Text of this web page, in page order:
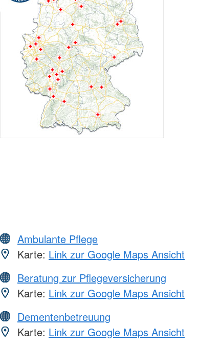
Ambulante Pflege
Karte: Link zur Google Maps Ansicht
Beratung zur Pflegeversicherung
Karte: Link zur Google Maps Ansicht
Dementenbetreuung
Karte: Link zur Google Maps Ansicht